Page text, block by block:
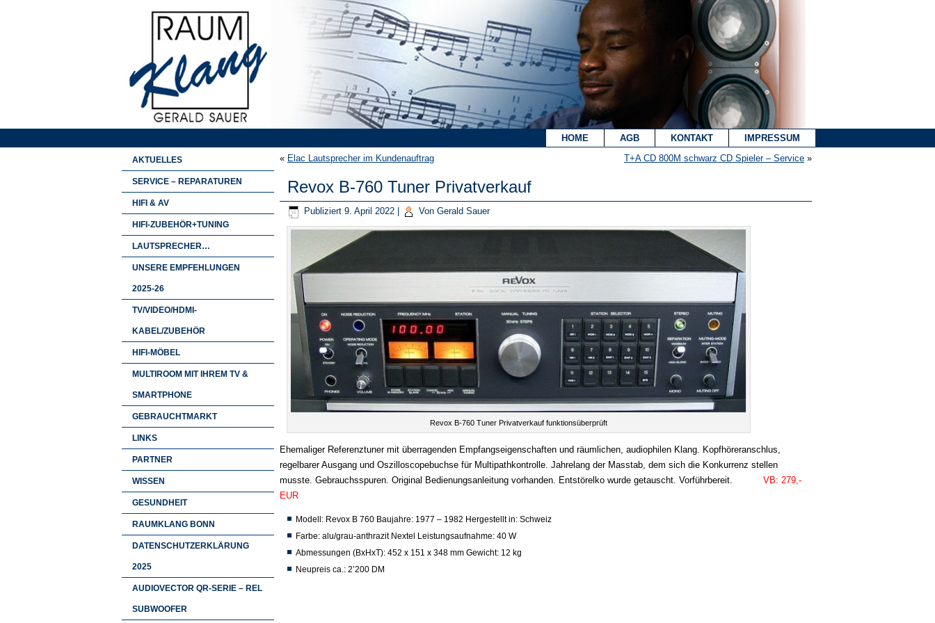
HOME AGB KONTAKT IMPRESSUM
`
AKTUELLES
SERVICE – REPARATUREN
HIFI & AV
HIFI-ZUBEHÖR+TUNING
LAUTSPRECHER…
UNSERE EMPFEHLUNGEN
2025-26
TV/VIDEO/HDMI-
KABEL/ZUBEHÖR
HIFI-MÖBEL
MULTIROOM MIT IHREM TV &
SMARTPHONE
GEBRAUCHTMARKT
LINKS
PARTNER
WISSEN
GESUNDHEIT
RAUMKLANG BONN
DATENSCHUTZERKLÄRUNG
2025
AUDIOVECTOR QR-SERIE – REL
SUBWOOFER
« Elac Lautsprecher im Kundenauftrag T+A CD 800M schwarz CD Spieler – Service »
Revox B-760 Tuner Privatverkauf
Publiziert 9. April 2022 Von Gerald Sauer
Revox B-760 Tuner Privatverkauf funktionsüberprüft
Ehemaliger Referenztuner mit überragenden Empfangseigenschaften und räumlichen, audiophilen Klang. Kopfhöreranschlus,
regelbarer Ausgang und Oszilloscopebuchse für Multipathkontrolle. Jahrelang der Masstab, dem sich die Konkurrenz stellen
musste. Gebrauchsspuren. Original Bedienungsanleitung vorhanden. Entstörelko wurde getauscht. Vorführbereit. VB: 279,-
EUR
Modell: Revox B 760 Baujahre: 1977 – 1982 Hergestellt in: Schweiz
Farbe: alu/grau-anthrazit Nextel Leistungsaufnahme: 40 W
Abmessungen (BxHxT): 452 x 151 x 348 mm Gewicht: 12 kg
Neupreis ca.: 2’200 DM